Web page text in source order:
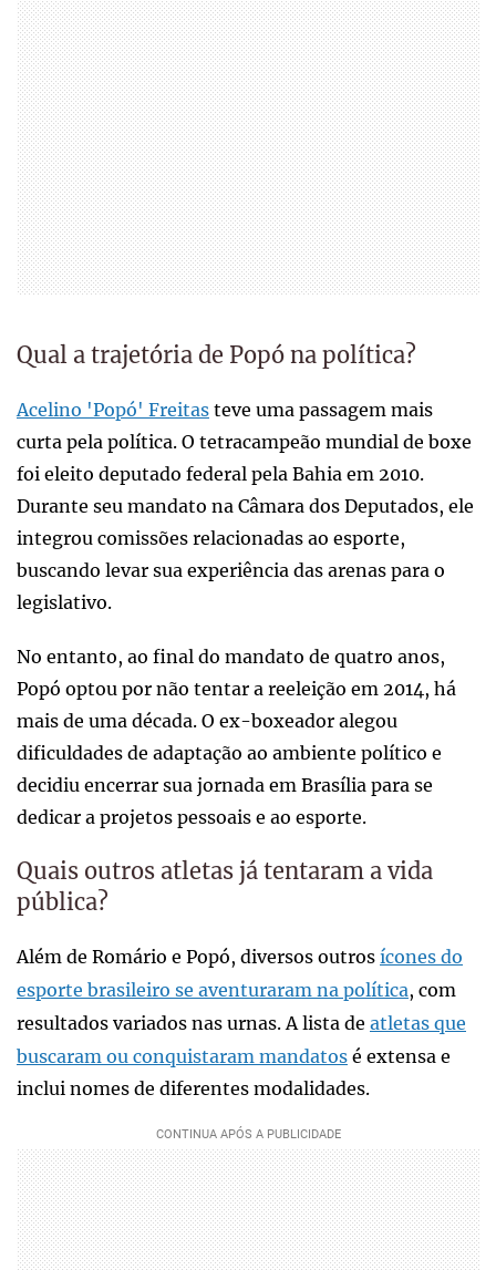
Qual a trajetória de Popó na política?
Acelino 'Popó' Freitas teve uma passagem mais
curta pela política. O tetracampeão mundial de boxe
foi eleito deputado federal pela Bahia em 2010.
Durante seu mandato na Câmara dos Deputados, ele
integrou comissões relacionadas ao esporte,
buscando levar sua experiência das arenas para o
legislativo.
No entanto, ao final do mandato de quatro anos,
Popó optou por não tentar a reeleição em 2014, há
mais de uma década. O ex-boxeador alegou
dificuldades de adaptação ao ambiente político e
decidiu encerrar sua jornada em Brasília para se
dedicar a projetos pessoais e ao esporte.
Quais outros atletas já tentaram a vida
pública?
Além de Romário e Popó, diversos outros ícones do
esporte brasileiro se aventuraram na política, com
resultados variados nas urnas. A lista de atletas que
buscaram ou conquistaram mandatos é extensa e
inclui nomes de diferentes modalidades.